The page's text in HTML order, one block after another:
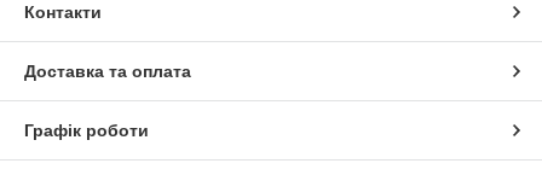
Контакти
Доставка та оплата
Графік роботи